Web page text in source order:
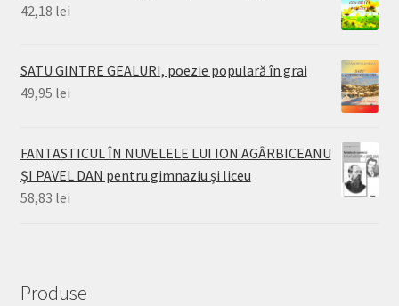
42,18 lei
SATU GINTRE GEALURI, poezie populară în grai
49,95 lei
FANTASTICUL ÎN NUVELELE LUI ION AGÂRBICEANU
ŞI PAVEL DAN pentru gimnaziu și liceu
58,83 lei
Produse